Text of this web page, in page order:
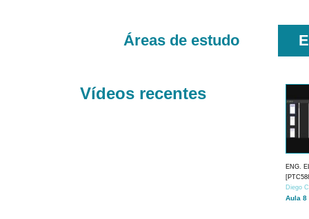
Áreas de estudo
Vídeos recentes
ENG.
Diego
Aula 8